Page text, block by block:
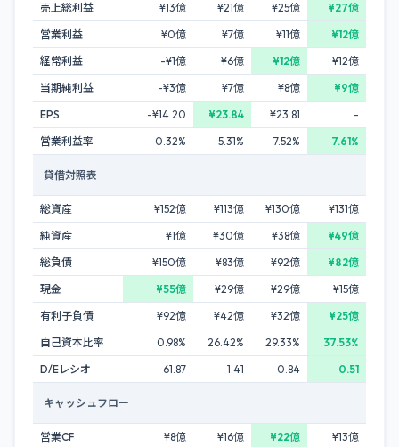
売上総利益
¥13億 ¥21億 ¥25億
¥27億
営業利益
¥0億 ¥7億 ¥11億
¥12億
経常利益
-¥1億 ¥6億 ¥12億
¥12億
当期純利益
-¥3億 ¥7億 ¥8億
¥9億
EPS
-¥14.20 ¥23.84 ¥23.81
-
営業利益率
0.32% 5.31% 7.52% 7.61%
貸借対照表
総資産 ¥152億 ¥113億 ¥130億
¥131億
純資産
¥1億 ¥30億 ¥38億
¥49億
総負債
¥150億 ¥83億 ¥92億
¥82億
現金
¥55億 ¥29億 ¥29億
¥15億
有利子負債
¥92億 ¥42億 ¥32億
¥25億
自己資本比率
0.98% 26.42% 29.33%
37.53%
D/Eレシオ
61.87 1.41 0.84 0.51
キャッシュフロー
営業CF ¥8億 ¥16億 ¥22億
¥13億